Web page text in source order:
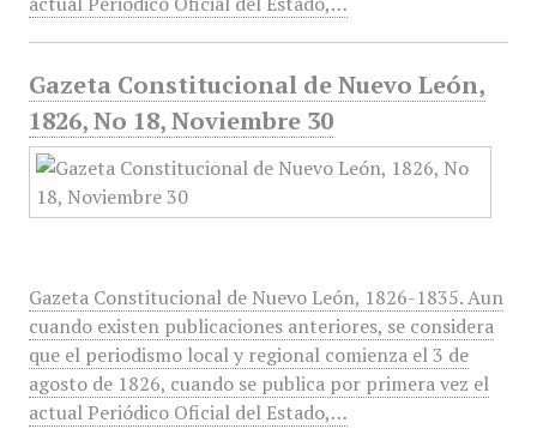
Gazeta Constitucional de Nuevo León,
1826, No 18, Noviembre 30
Gazeta Constitucional de Nuevo León, 1826-1835. Aun
cuando existen publicaciones anteriores, se considera
que el periodismo local y regional comienza el 3 de
agosto de 1826, cuando se publica por primera vez el
actual Periódico Oficial del Estado,…